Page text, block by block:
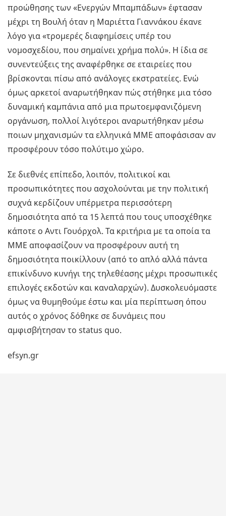
προώθησης των «Ενεργών Μπαμπάδων» έφτασαν
μέχρι τη Βουλή όταν η Μαριέττα Γιαννάκου έκανε
λόγο για «τρομερές διαφημίσεις υπέρ του
νομοσχεδίου, που σημαίνει χρήμα πολύ». Η ίδια σε
συνεντεύξεις της αναφέρθηκε σε εταιρείες που
βρίσκονται πίσω από ανάλογες εκστρατείες. Ενώ
όμως αρκετοί αναρωτήθηκαν πώς στήθηκε μια τόσο
δυναμική καμπάνια από μια πρωτοεμφανιζόμενη
οργάνωση, πολλοί λιγότεροι αναρωτήθηκαν μέσω
ποιων μηχανισμών τα ελληνικά ΜΜΕ αποφάσισαν αν
προσφέρουν τόσο πολύτιμο χώρο.
Σε διεθνές επίπεδο, λοιπόν, πολιτικοί και
προσωπικότητες που ασχολούνται με την πολιτική
συχνά κερδίζουν υπέρμετρα περισσότερη
δημοσιότητα από τα 15 λεπτά που τους υποσχέθηκε
κάποτε ο Αντι Γουόρχολ. Τα κριτήρια με τα οποία τα
ΜΜΕ αποφασίζουν να προσφέρουν αυτή τη
δημοσιότητα ποικίλλουν (από το απλό αλλά πάντα
επικίνδυνο κυνήγι της τηλεθέασης μέχρι προσωπικές
επιλογές εκδοτών και καναλαρχών). Δυσκολευόμαστε
όμως να θυμηθούμε έστω και μία περίπτωση όπου
αυτός ο χρόνος δόθηκε σε δυνάμεις που
αμφισβήτησαν το status quo.
efsyn.gr